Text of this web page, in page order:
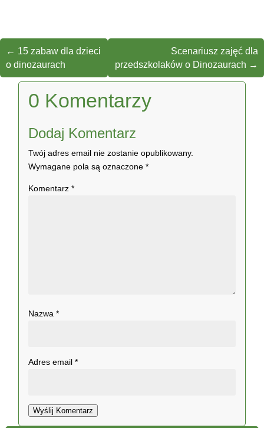
← 15 zabaw dla dzieci
o dinozaurach
Scenariusz zajęć dla
przedszkolaków o Dinozaurach →
0 Komentarzy
Dodaj Komentarz
Twój adres email nie zostanie opublikowany.
Wymagane pola są oznaczone*
Komentarz*
Nazwa*
Adres email*
Wyślij Komentarz